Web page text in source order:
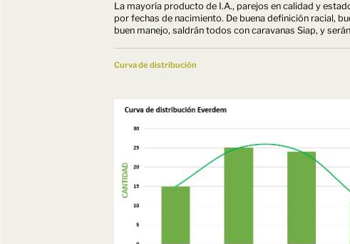
La mayoría producto de I.A., parejos en calidad y
por fechas de nacimiento. De buena definición racial,
buen manejo, saldrán todos con caravanas Siap, y
Curva de distribución